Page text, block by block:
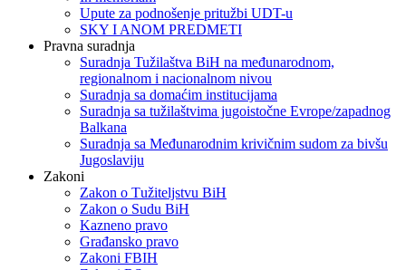
Upute za podnošenje pritužbi UDT-u
SKY I ANOM PREDMETI
Pravna suradnja
Suradnja Tužilaštva BiH na međunarodnom,
regionalnom i nacionalnom nivou
Suradnja sa domaćim institucijama
Suradnja sa tužilaštvima jugoistočne Evrope/zapadnog
Balkana
Suradnja sa Međunarodnim krivičnim sudom za bivšu
Jugoslaviju
Zakoni
Zakon o Тužiteljstvu BiH
Zakon o Sudu BiH
Kazneno pravo
Građansko pravo
Zakoni FBIH